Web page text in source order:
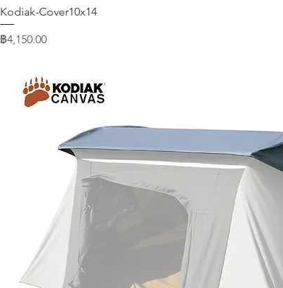
Kodiak-Cover10x14
ราคา
฿4,150.00